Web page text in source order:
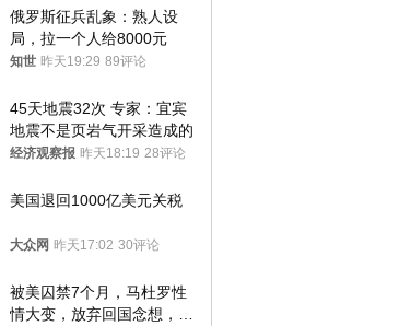
俄罗斯征兵乱象：熟人设
局，拉一个人给8000元
知世 昨天19:29 89评论
45天地震32次 专家：宜宾
地震不是页岩气开采造成的
经济观察报 昨天18:19 28评论
美国退回1000亿美元关税
大众网 昨天17:02 30评论
被美囚禁7个月，马杜罗性
情大变，放弃回国念想，最